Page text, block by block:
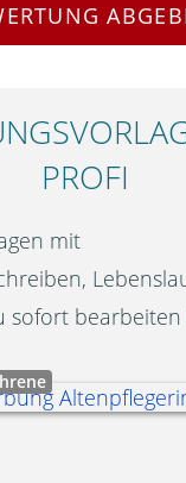
PROFI
mit
sofort bearbeiten